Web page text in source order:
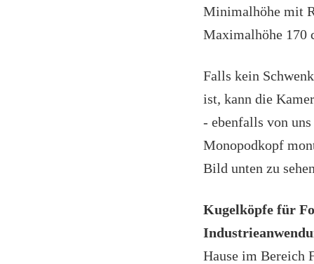
Minimalhöhe mit
Maximalhöhe 170
Falls kein
ist, kann die
- ebenfalls von
Monopodkopf
Bild unten zu
Kugelköpfe für
Hause im